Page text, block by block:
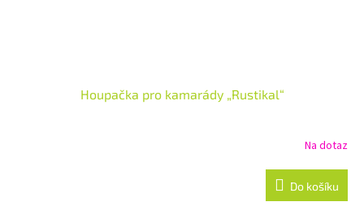
Houpačka pro kamarády „Rustikal“
Na dotaz
Do košíku